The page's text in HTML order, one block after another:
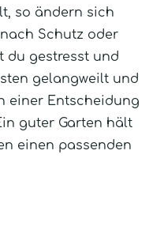
so ändern sich
Schutz oder
du gestresst und
gelangweilt und
einer Entscheidung
guter Garten hält
einen passenden